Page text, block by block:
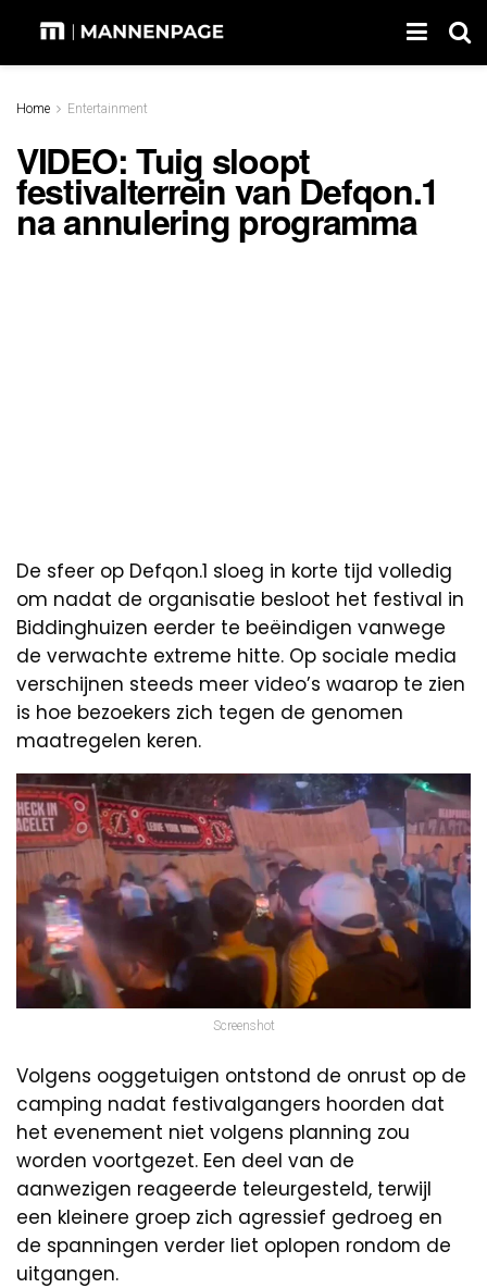
Home Entertainment
VIDEO: Tuig sloopt
festivalterrein van Defqon.1
na annulering programma
De sfeer op Defqon.1 sloeg in korte tijd volledig
om nadat de organisatie besloot het festival in
Biddinghuizen eerder te beëindigen vanwege
de verwachte extreme hitte. Op sociale media
verschijnen steeds meer video’s waarop te zien
is hoe bezoekers zich tegen de genomen
maatregelen keren.
Screenshot
Volgens ooggetuigen ontstond de onrust op de
camping nadat festivalgangers hoorden dat
het evenement niet volgens planning zou
worden voortgezet. Een deel van de
aanwezigen reageerde teleurgesteld, terwijl
een kleinere groep zich agressief gedroeg en
de spanningen verder liet oplopen rondom de
uitgangen.